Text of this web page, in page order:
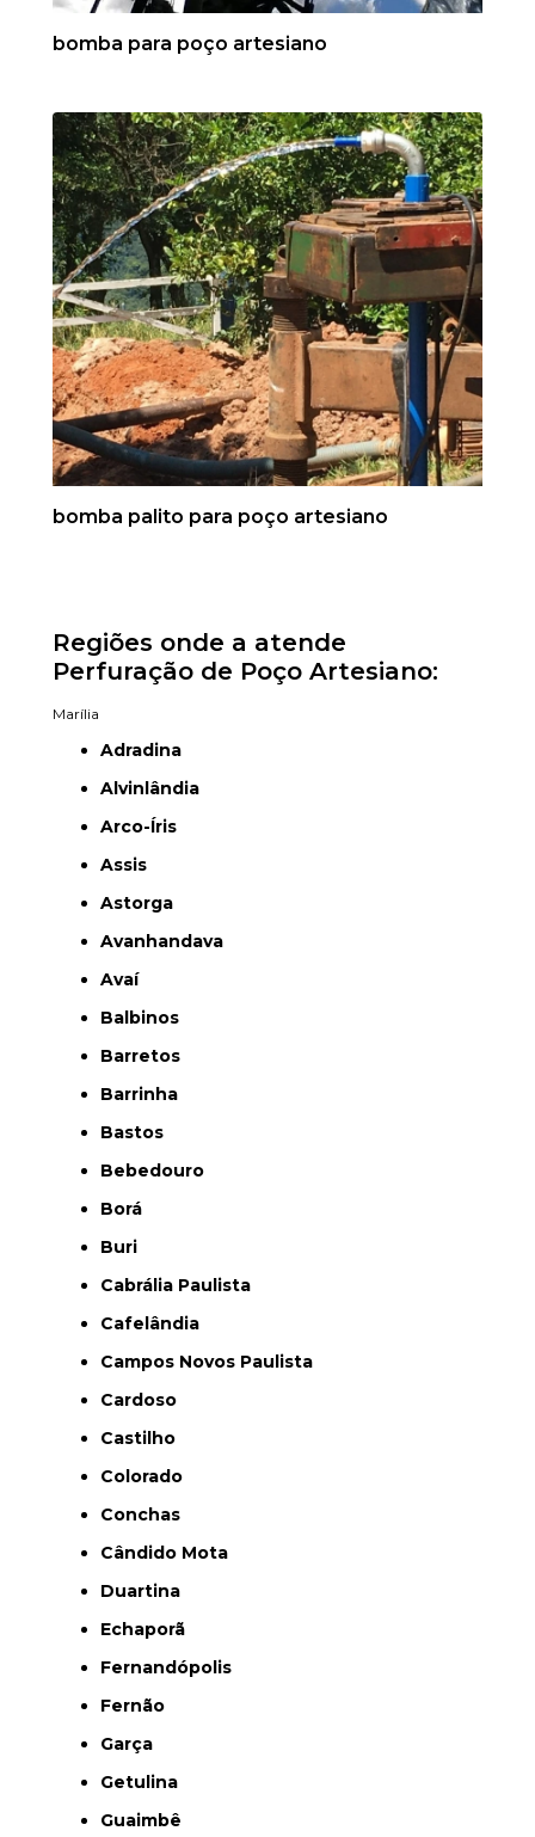
bomba para poço artesiano
bomba palito para poço artesiano
Regiões onde a atende
Perfuração de Poço Artesiano:
Marília
Adradina
Alvinlândia
Arco-Íris
Assis
Astorga
Avanhandava
Avaí
Balbinos
Barretos
Barrinha
Bastos
Bebedouro
Borá
Buri
Cabrália Paulista
Cafelândia
Campos Novos Paulista
Cardoso
Castilho
Colorado
Conchas
Cândido Mota
Duartina
Echaporã
Fernandópolis
Fernão
Garça
Getulina
Guaimbê